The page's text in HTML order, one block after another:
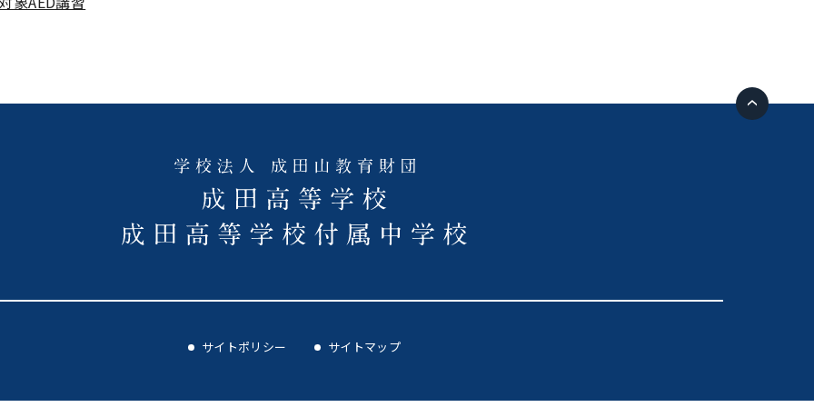
サイトポリシー サイトマップ